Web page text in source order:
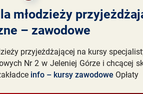
młodzieży
– zawodowe
przyjeżdżającej na kursy
Nr 2 w Jeleniej Górze i chcącej
info – kursy zawodowe